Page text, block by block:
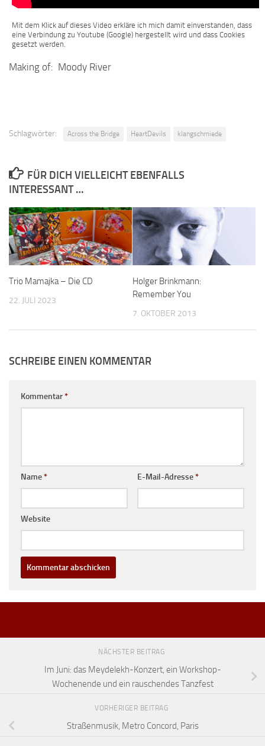
Mit dem Klick auf dieses Video erkläre ich mich damit einverstanden, dass
eine Verbindung zu Youtube (Google) hergestellt wird und dass Cookies
gesetzt werden.
Making of: Moody River
Schlagwörter: Across the Bridge HeartDevils klangschmiede
FÜR DICH VIELLEICHT EBENFALLS
INTERESSANT …
Trio Mamajka – Die CD
22. JULI 2023
Holger Brinkmann:
Remember You
7. OKTOBER 2013
SCHREIBE EINEN KOMMENTAR
Kommentar*
Name* E-Mail-Adresse*
Website
NÄCHSTER BEITRAG
Im Juni: das Meydelekh-Konzert, ein Workshop-
Wochenende und ein rauschendes Tanzfest
VORHERIGER BEITRAG
Straßenmusik, Metro Concord, Paris